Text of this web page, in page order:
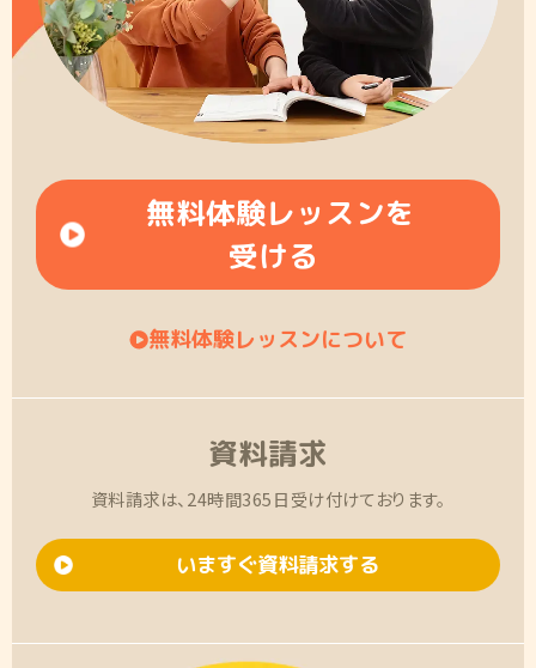
無料体験レッスンを
受ける
無料体験レッスンについて
資料請求
資料請求は、24時間365日受け付けております。
いますぐ資料請求する